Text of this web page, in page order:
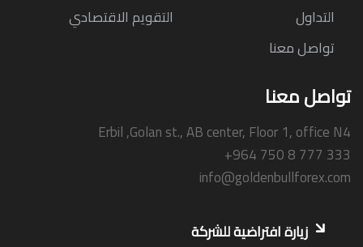
التداول
التقويم الاقتصادي
تواصل معنا
تواصل معنا
Erbil ,Golan st., AB center, Floor 1, office N4
+964 750 8 777 333
info@goldenbullforex.com
زيارة افتراضية للشركة